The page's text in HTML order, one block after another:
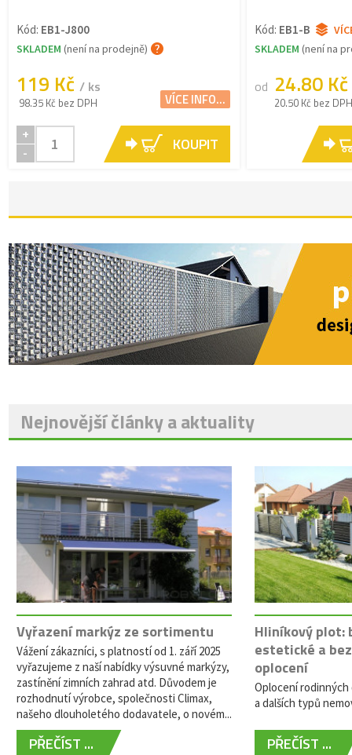
Kód: EB1-J800
SKLADEM (není na prodejně)
119 Kč / ks
98.35 Kč bez DPH VÍCE INFO...
+
-
KOUPIT
Kód: EB1-B
SKLADEM (není na
od 24.80 Kč
20.50 Kč bez DPH
Nejnovější články a aktuality
Vyřazení markýz ze sortimentu
Vážení zákazníci, s platností od 1. září 2025
vyřazujeme z naší nabídky výsuvné markýzy,
zastínění zimních zahrad atd. Důvodem je
rozhodnutí výrobce, společnosti Climax,
našeho dlouholetého dodavatele, o novém...
PŘEČÍST ...
Hliníkový plot:
estetické a
oplocení
Oplocení
a dalších typů
PŘEČÍST ...